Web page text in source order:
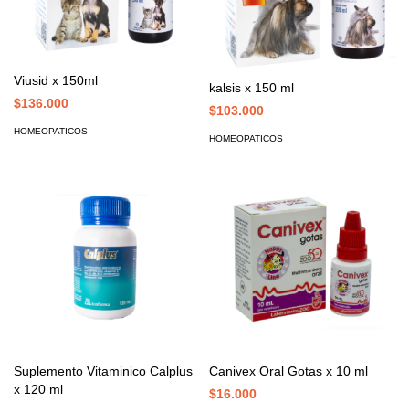
Viusid x 150ml
$136.000
HOMEOPATICOS
kalsis x 150 ml
$103.000
HOMEOPATICOS
Suplemento Vitaminico Calplus
x 120 ml
Canivex Oral Gotas x 10 ml
$16.000